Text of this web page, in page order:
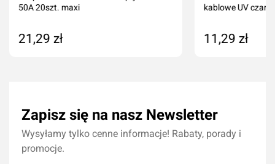
50A 20szt. maxi
21,29 zł
kablowe UV
11,29 zł
Zapisz się na nasz Newsletter
Wysyłamy tylko cenne informacje! Rabaty, porady i
promocje.